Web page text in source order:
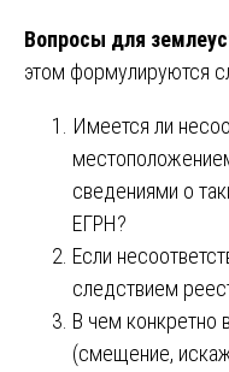
Вопросы для
этом формулируются
Имеется ли
сведениями о
ЕГРН?
Если
следствием
В чем конкретно
(смещение,